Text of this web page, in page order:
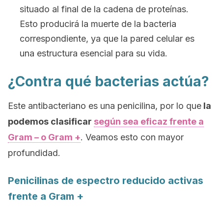
situado al final de la cadena de proteínas.
Esto producirá la muerte de la bacteria
correspondiente, ya que la pared celular es
una estructura esencial para su vida.
¿Contra qué bacterias actúa?
Este antibacteriano es una penicilina, por lo que la
podemos clasificar según sea eficaz frente a
Gram – o Gram +. Veamos esto con mayor
profundidad.
Penicilinas de espectro reducido activas
frente a Gram +